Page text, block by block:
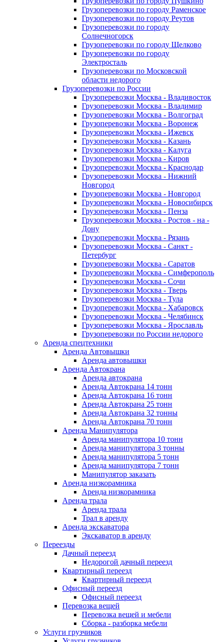
Грузоперевозки по городу Раменское
Грузоперевозки по городу Реутов
Грузоперевозки по городу
Солнечногорск
Грузоперевозки по городу Щелково
Грузоперевозки по городу
Электросталь
Грузоперевозки по Московской
области недорого
Грузоперевозки по России
Грузоперевозки Москва - Владивосток
Грузоперевозки Москва - Владимир
Грузоперевозки Москва - Волгоград
Грузоперевозки Москва - Воронеж
Грузоперевозки Москва - Ижевск
Грузоперевозки Москва - Казань
Грузоперевозки Москва - Калуга
Грузоперевозки Москва - Киров
Грузоперевозки Москва - Краснодар
Грузоперевозки Москва - Нижний
Новгород
Грузоперевозки Москва - Новгород
Грузоперевозки Москва - Новосибирск
Грузоперевозки Москва - Пенза
Грузоперевозки Москва - Ростов - на -
Дону
Грузоперевозки Москва - Рязань
Грузоперевозки Москва - Санкт -
Петербург
Грузоперевозки Москва - Саратов
Грузоперевозки Москва - Симферополь
Грузоперевозки Москва - Сочи
Грузоперевозки Москва - Тверь
Грузоперевозки Москва - Тула
Грузоперевозки Москва - Хабаровск
Грузоперевозки Москва - Челябинск
Грузоперевозки Москва - Ярославль
Грузоперевозки по России недорого
Аренда спецтехники
Аренда Автовышки
Аренда автовышки
Аренда Автокрана
Аренда автокрана
Аренда Автокрана 14 тонн
Аренда Автокрана 16 тонн
Аренда Автокрана 25 тонн
Аренда Автокрана 32 тонны
Аренда Автокрана 70 тонн
Аренда Манипулятора
Аренда манипулятора 10 тонн
Аренда манипулятора 3 тонны
Аренда манипулятора 5 тонн
Аренда манипулятора 7 тонн
Манипулятор заказать
Аренда низкорамника
Аренда низкорамника
Аренда трала
Аренда трала
Трал в аренду
Аренда экскаватора
Экскаватор в аренду
Переезды
Дачный переезд
Недорогой дачный переезд
Квартирный переезд
Квартирный переезд
Офисный переезд
Офисный переезд
Перевозка вещей
Перевозка вещей и мебели
Сборка - разборка мебели
Услуги грузчиков